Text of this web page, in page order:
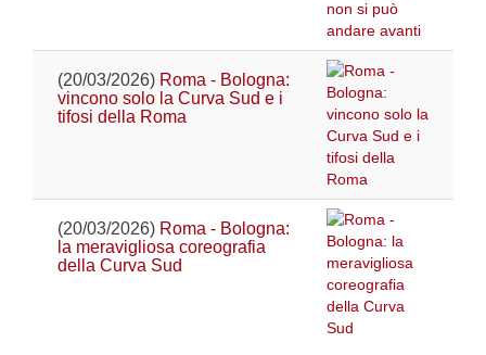
(20/03/2026) Roma - Bologna:
vincono solo la Curva Sud e i
tifosi della Roma
(20/03/2026) Roma - Bologna:
la meravigliosa coreografia
della Curva Sud